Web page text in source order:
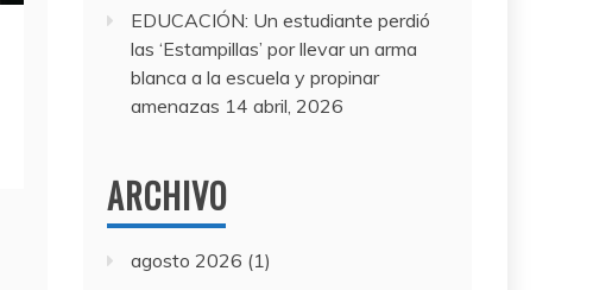
EDUCACIÓN: Un estudiante perdió
las ‘Estampillas’ por llevar un arma
blanca a la escuela y propinar
amenazas 14 abril, 2026
ARCHIVO
agosto 2026 (1)